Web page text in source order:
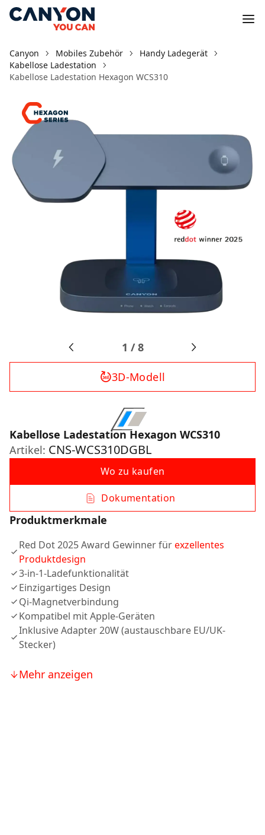
Canyon Mobiles Zubehör
Handy Ladegerät
Kabellose Ladestation
Kabellose Ladestation Hexagon WCS310
1 /8
3D-Modell
Kabellose Ladestation Hexagon WCS310
Artikel: CNS-WCS310DGBL
Wo zu kaufen
Dokumentation
Produktmerkmale
Red Dot 2025 Award Gewinner fürexzellentes
Produktdesign
3-in-1-Ladefunktionalität
Einzigartiges Design
Qi-Magnetverbindung
Kompatibel mit Apple-Geräten
Inklusive Adapter 20W (austauschbare EU/UK-
Stecker)
Mehr anzeigen